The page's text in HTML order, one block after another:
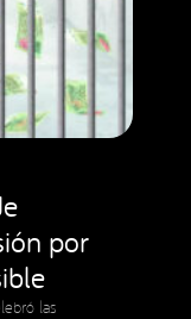
por
las